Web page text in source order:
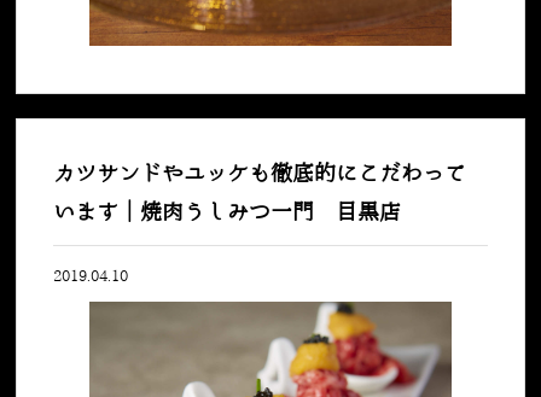
カツサンドやユッケも徹底的にこだわって
います｜焼肉うしみつ一門 目黒店
2019.04.10